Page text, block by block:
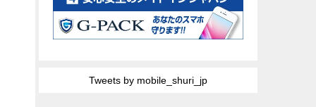
Tweets by mobile_shuri_jp